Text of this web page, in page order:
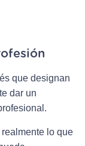
que designan
dar un
lo que